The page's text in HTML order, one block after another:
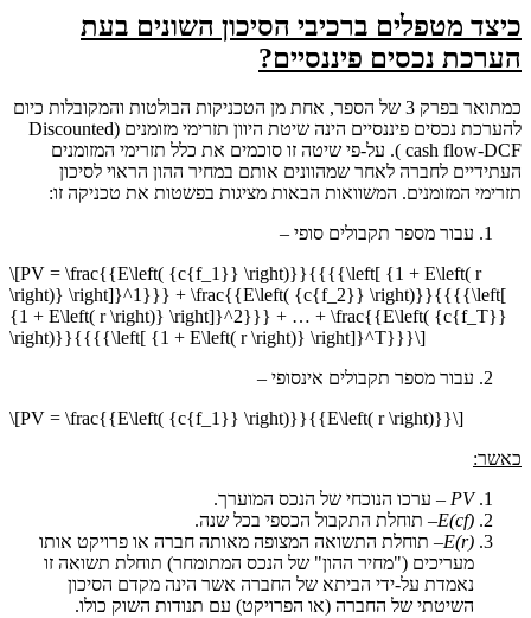
כיצד מטפלים ברכיבי הסיכון השונים בעת
הערכת נכסים פיננסיים?
כמתואר בפרק 3 של הספר, אחת מן הטכניקות הבולטות והמקובלות כיום
להערכת נכסים פיננסיים הינה שיטת היוון תזרימי מזומנים (Discounted
cash flow-DCF ). על-פי שיטה זו סוכמים את כלל תזרימי המזומנים
העתידיים לחברה לאחר שמהוונים אותם במחיר ההון הראוי לסיכון
תזרימי המזומנים. המשוואות הבאות מציגות בפשטות את טכניקה זו:
עבור מספר תקבולים סופי –
\[PV = \frac{{E\left( {c{f_1}} \right)}}{{{{\left[ {1 + E\left( r
\right)} \right]}^1}}} + \frac{{E\left( {c{f_2}} \right)}}{{{{\left[
{1 + E\left( r \right)} \right]}^2}}} + … + \frac{{E\left( {c{f_T}}
\right)}}{{{{\left[ {1 + E\left( r \right)} \right]}^T}}}\]
עבור מספר תקבולים אינסופי –
\[PV = \frac{{E\left( {c{f_1}} \right)}}{{E\left( r \right)}}\]
כאשר:
PV – ערכו הנוכחי של הנכס המוערך.
E(cf)– תוחלת התקבול הכספי בכל שנה.
E(r)– תוחלת התשואה המצופה מאותה חברה או פרויקט אותו
מעריכים ("מחיר ההון" של הנכס המתומחר) תוחלת תשואה זו
נאמדת על-ידי הביתא של החברה אשר הינה מקדם הסיכון
השיטתי של החברה (או הפרויקט) עם תנודות השוק כולו.